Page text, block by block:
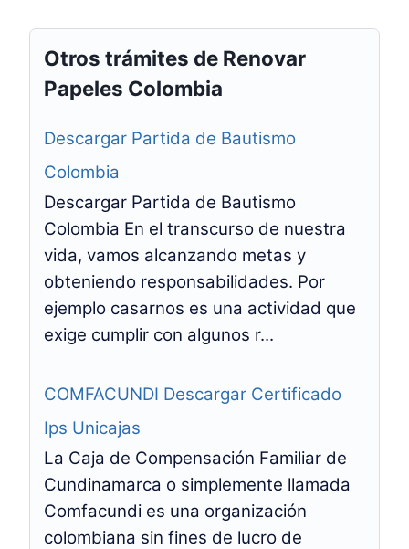
Otros trámites de Renovar
Papeles Colombia
Descargar Partida de Bautismo
Colombia
Descargar Partida de Bautismo
Colombia En el transcurso de nuestra
vida, vamos alcanzando metas y
obteniendo responsabilidades. Por
ejemplo casarnos es una actividad que
exige cumplir con algunos r...
COMFACUNDI Descargar Certificado
Ips Unicajas
La Caja de Compensación Familiar de
Cundinamarca o simplemente llamada
Comfacundi es una organización
colombiana sin fines de lucro de